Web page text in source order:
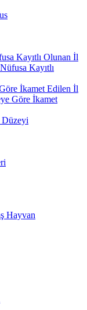
Kayıtlı Olunan İl
Kayıtlı
İkamet Edilen İl
Göre İkamet
Hayvan